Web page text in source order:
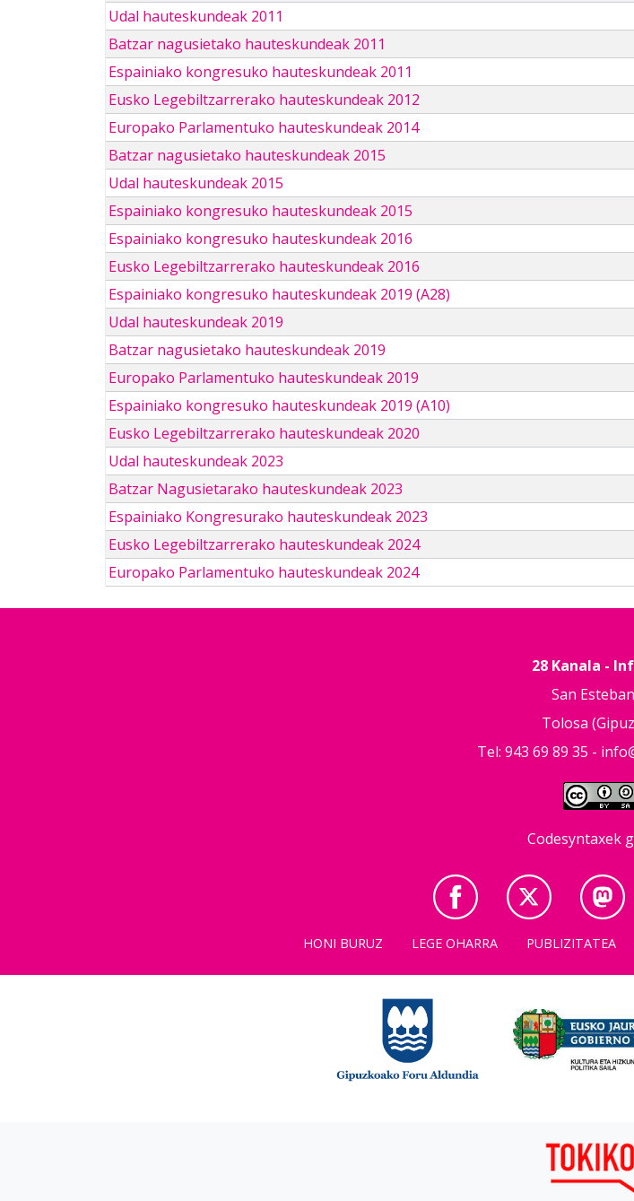
Udal hauteskundeak 2011
Batzar nagusietako hauteskundeak 2011
Espainiako kongresuko hauteskundeak 2011
Eusko Legebiltzarrerako hauteskundeak 2012
Europako Parlamentuko hauteskundeak 2014
Batzar nagusietako hauteskundeak 2015
Udal hauteskundeak 2015
Espainiako kongresuko hauteskundeak 2015
Espainiako kongresuko hauteskundeak 2016
Eusko Legebiltzarrerako hauteskundeak 2016
Espainiako kongresuko hauteskundeak 2019 (A28)
Udal hauteskundeak 2019
Batzar nagusietako hauteskundeak 2019
Europako Parlamentuko hauteskundeak 2019
Espainiako kongresuko hauteskundeak 2019 (A10)
Eusko Legebiltzarrerako hauteskundeak 2020
Udal hauteskundeak 2023
Batzar Nagusietarako hauteskundeak 2023
Espainiako Kongresurako hauteskundeak 2023
Eusko Legebiltzarrerako hauteskundeak 2024
Europako Parlamentuko hauteskundeak 2024
28 Kanala -
San
Tolosa
Tel: 943 69 89 35 -
Codesyntaxek
HONI BURUZ LEGE OHARRA PUBLIZITATEA